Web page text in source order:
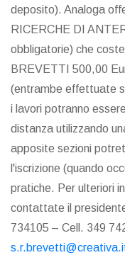
deposito). Analoga
RICERCHE DI
obbligatorie) che
BREVETTI 500,00
(entrambe effettuate
i lavori potranno
distanza utilizzando
apposite sezioni
l'iscrizione (quando
pratiche. Per ulteriori
contattate il
734105 – Cell. 349